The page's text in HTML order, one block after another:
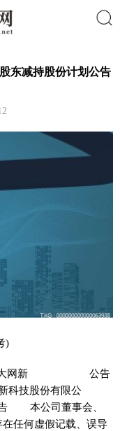
东减持股份计划公告
)
浙大网新 公告
股份有限公
公司董事会、
任何虚假记载、误导